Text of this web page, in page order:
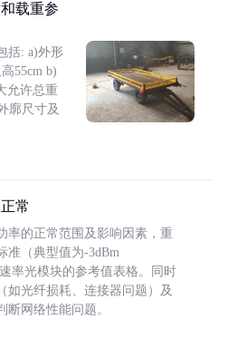
载重参
括: a)外形
55cm b)
允许总重
廓尺寸及
常
率的正常范围及影响因素，重
准（典型值为-3dBm
率光模块的参考值表格。同时
如光纤损耗、连接器问题）及
网络性能问题。